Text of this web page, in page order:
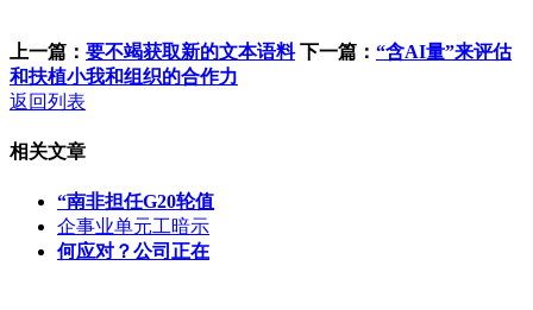
上一篇： 要不竭获取新的文本语料 下一篇： “含AI量”来评估
和扶植小我和组织的合作力
返回列表
相关文章
“南非担任G20轮值
企事业单元工暗示
何应对？公司正在